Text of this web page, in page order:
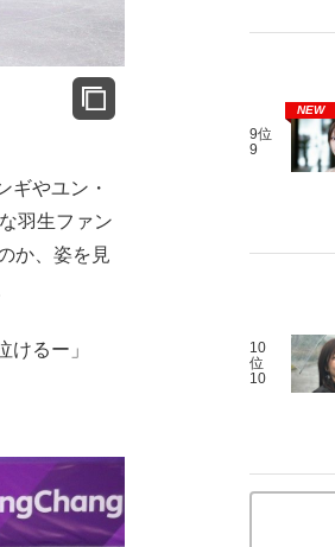
ギやユン・
羽生ファン
か、姿を見
けるー」
9位
9
NEW
10
位
10